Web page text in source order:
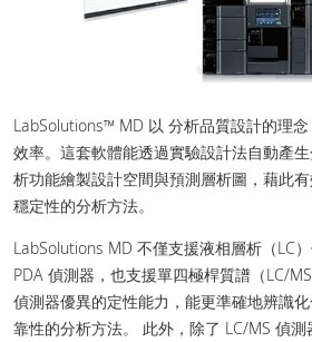
LabSolutions™ MD 以 分析品質設計的理
效率。這套軟體能透過實驗設計法自動產
析功能繪製設計空間與預測層析圖，藉此
穩定性的分析方法。
LabSolutions MD 不僅支援液相層析（LC）
PDA 偵測器，也支援單四極桿質譜（LC/
偵測器優異的定性能力，能更準確地辨識
靠性的分析方法。 此外，除了 LC/MS 偵測